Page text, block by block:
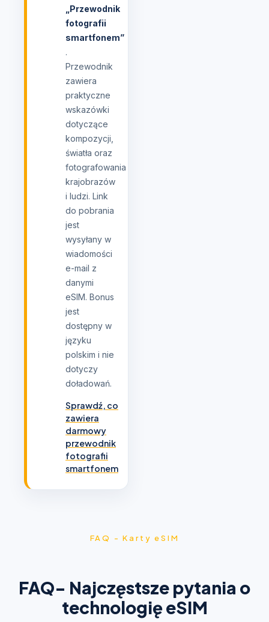
„Przewodnik
fotografii
smartfonem”
.
Przewodnik
zawiera
praktyczne
wskazówki
dotyczące
kompozycji,
światła oraz
fotografowania
krajobrazów
i ludzi. Link
do pobrania
jest
wysyłany w
wiadomości
e-mail z
danymi
eSIM. Bonus
jest
dostępny w
języku
polskim i nie
dotyczy
doładowań.
Sprawdź, co
zawiera
darmowy
przewodnik
fotografii
smartfonem
FAQ - Karty eSIM
FAQ- Najczęstsze pytania o
technologię eSIM